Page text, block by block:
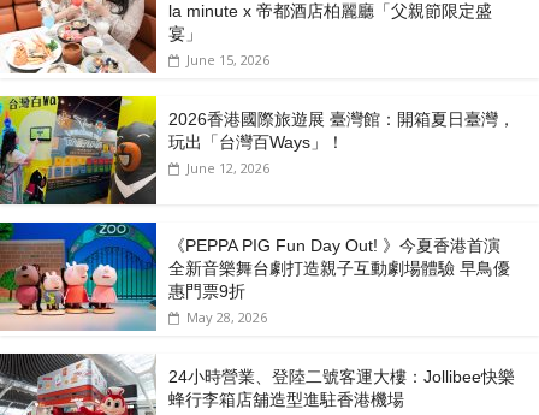
la minute x 帝都酒店柏麗廳「⽗親節限定盛
宴」
June 15, 2026
2026香港國際旅遊展 臺灣館：開箱夏日臺灣，
玩出「台灣百Ways」！
June 12, 2026
《PEPPA PIG Fun Day Out! 》今夏香港首演
全新音樂舞台劇打造親子互動劇場體驗 早鳥優
惠門票9折
May 28, 2026
24小時營業、登陸二號客運大樓：Jollibee快樂
蜂行李箱店舖造型進駐香港機場